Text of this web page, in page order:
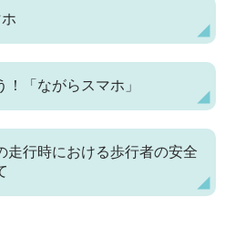
！「ながらスマホ」
走行時における歩行者の安全